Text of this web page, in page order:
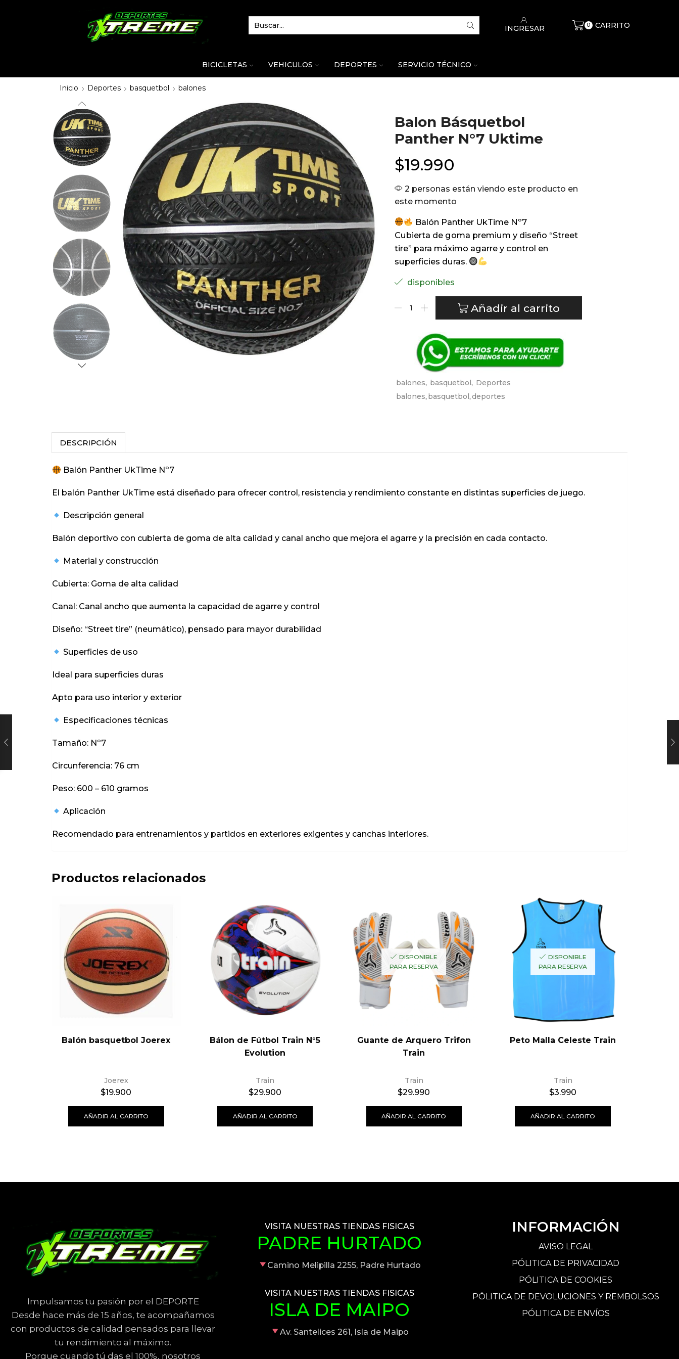
INGRESAR 0 CARRITO
BICICLETAS VEHICULOS DEPORTES SERVICIO TÉCNICO
Inicio Deportes basquetbol balones
Balon Básquetbol
Panther N°7 Uktime
$19.990
2 personas están viendo este producto en
este momento
Balón Panther UkTime Nº7
Cubierta de goma premium y diseño “Street
tire” para máximo agarre y control en
superficies duras.
disponibles
Añadir al carrito
balones, basquetbol, Deportes
balones, basquetbol,deportes
DESCRIPCIÓN
Balón Panther UkTime Nº7
El balón Panther UkTime está diseñado para ofrecer control, resistencia y rendimiento constante en distintas superficies de juego.
Descripción general
Balón deportivo con cubierta de goma de alta calidad y canal ancho que mejora el agarre y la precisión en cada contacto.
Material y construcción
Cubierta: Goma de alta calidad
Canal: Canal ancho que aumenta la capacidad de agarre y control
Diseño: “Street tire” (neumático), pensado para mayor durabilidad
Superficies de uso
Ideal para superficies duras
Apto para uso interior y exterior
Especificaciones técnicas
Tamaño: Nº7
Circunferencia: 76 cm
Peso: 600 – 610 gramos
Aplicación
Recomendado para entrenamientos y partidos en exteriores exigentes y canchas interiores.
Productos relacionados
Balón basquetbol Joerex
Joerex
$19.900
AÑADIR AL CARRITO
Bálon de Fútbol Train N°5
Evolution
Train
$29.900
AÑADIR AL CARRITO
DISPONIBLE
PARA RESERVA
Guante de Arquero Trifon
Train
Train
$29.990
AÑADIR AL CARRITO
DISPONIBLE
PARA RESERVA
Peto Malla Celeste Train
Train
$3.990
AÑADIR AL CARRITO
Impulsamos tu pasión por el DEPORTE
Desde hace más de 15 años, te acompañamos
con productos de calidad pensados para llevar
tu rendimiento al máximo.
Porque cuando tú das el 100%, nosotros
VISITA NUESTRAS TIENDAS FISICAS
PADRE HURTADO
Camino Melipilla 2255, Padre Hurtado
VISITA NUESTRAS TIENDAS FISICAS
ISLA DE MAIPO
Av. Santelices 261, Isla de Maipo
INFORMACIÓN
AVISO LEGAL
PÓLITICA DE PRIVACIDAD
PÓLITICA DE COOKIES
PÓLITICA DE DEVOLUCIONES Y REMBOLSOS
PÓLITICA DE ENVÍOS